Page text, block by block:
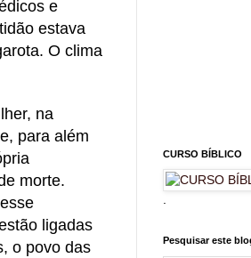
e
estava
O clima
na
para além
morte.
ligadas
o povo das
CURSO BÍBLICO
Pesquisar este